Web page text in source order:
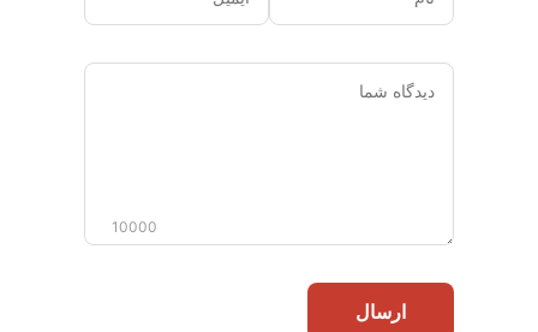
دیدگاه
10000
ارسال